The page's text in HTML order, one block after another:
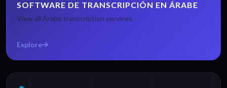
SOFTWARE DE TRANSCRIPCIÓN EN ÁRABE
View all Árabe transcription services
Explore